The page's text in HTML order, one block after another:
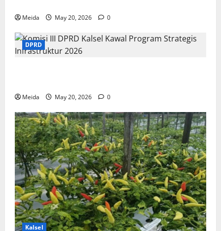
Meida May 20, 2026 0
DPRD
Meida May 20, 2026 0
Kalsel